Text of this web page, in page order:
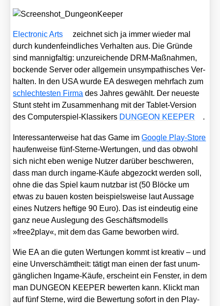
Elec­tro­nic Arts
zeich­net sich ja immer wie­der mal
durch kun­den­feind­li­ches Ver­hal­ten aus. Die Grün­de
sind man­nig­fal­tig: unzu­rei­chen­de DRM-Maß­nah­men,
bocken­de Ser­ver oder all­ge­mein unsym­pa­thi­sches Ver­
hal­ten. In den USA wur­de EA des­we­gen mehr­fach zum
schlech­tes­ten Fir­ma des Jah­res gewählt. Der neu­es­te
Stunt steht im Zusam­men­hang mit der Tablet-Ver­si­on
des Com­pu­ter­spiel-Klas­si­kers DUNGEON KEEPER .
Inter­es­san­ter­wei­se hat das Game imGoog­le Play-Store
hau­fen­wei­se fünf-Ster­ne-Wer­tun­gen, und das obwohl
sich nicht eben weni­ge Nut­zer dar­über beschwe­ren,
dass man durch ingame-Käu­fe abge­zockt wer­den soll,
ohne die das Spiel kaum nutz­bar ist (50 Blö­cke um
etwas zu bau­en kos­ten bei­spiels­wei­se laut Aus­sa­ge
eines Nut­zers hef­ti­ge 90 Euro). Das ist ein­deu­tig eine
ganz neue Aus­le­gung des Geschäfts­mo­dells
»free2play«, mit dem das Game bewor­ben wird.
Wie EA an die guten Wer­tun­gen kommt ist krea­tiv – und
eine Unver­schämt­heit: tätigt man einen der fast unum­
gäng­li­chen Ingame-Käu­fe, erscheint ein Fens­ter, in dem
man DUNGEON KEEPER bewer­ten kann. Klickt man
auf fünf Ster­ne, wird die Bewer­tung sofort in den Play-